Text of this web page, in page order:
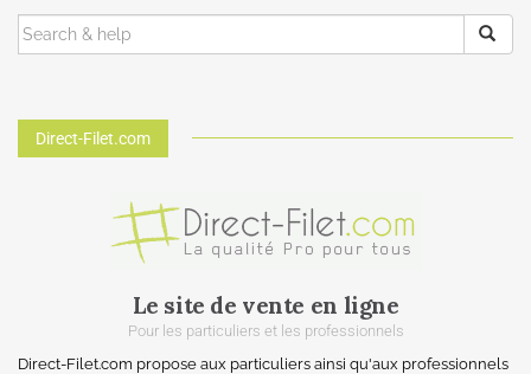
Direct-Filet.com
Le site de vente en ligne
Pour les particuliers et les professionnels
Direct-Filet.com propose aux particuliers ainsi qu'aux professionnels